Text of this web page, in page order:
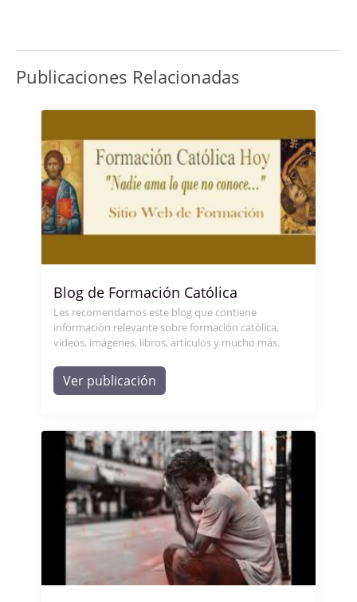
Publicaciones Relacionadas
Blog de Formación Católica
Les recomendamos este blog que contiene
información relevante sobre formación católica,
videos, imágenes, libros, artículos y mucho más.
Ver publicación